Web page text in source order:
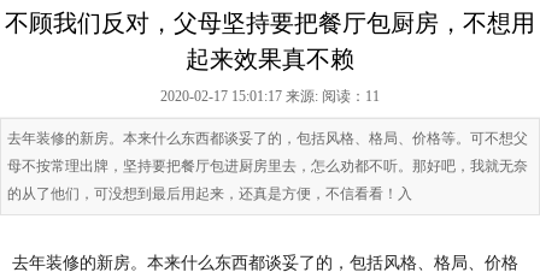
不顾我们反对，父母坚持要把餐厅包厨房，不想用
起来效果真不赖
2020-02-17 15:01:17 来源: 阅读：11
去年装修的新房。本来什么东西都谈妥了的，包括风格、格局、价格等。可不想父
母不按常理出牌，坚持要把餐厅包进厨房里去，怎么劝都不听。那好吧，我就无奈
的从了他们，可没想到最后用起来，还真是方便，不信看看！入
去年装修的新房。本来什么东西都谈妥了的，包括风格、格局、价格